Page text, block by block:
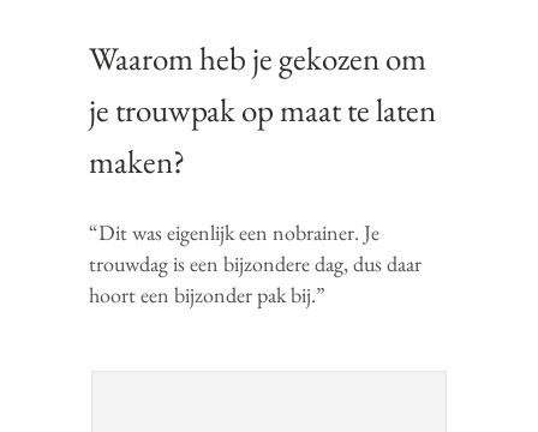
Waarom heb je gekozen om
je trouwpak op maat te laten
maken?
“Dit was eigenlijk een nobrainer. Je
trouwdag is een bijzondere dag, dus daar
hoort een bijzonder pak bij.”